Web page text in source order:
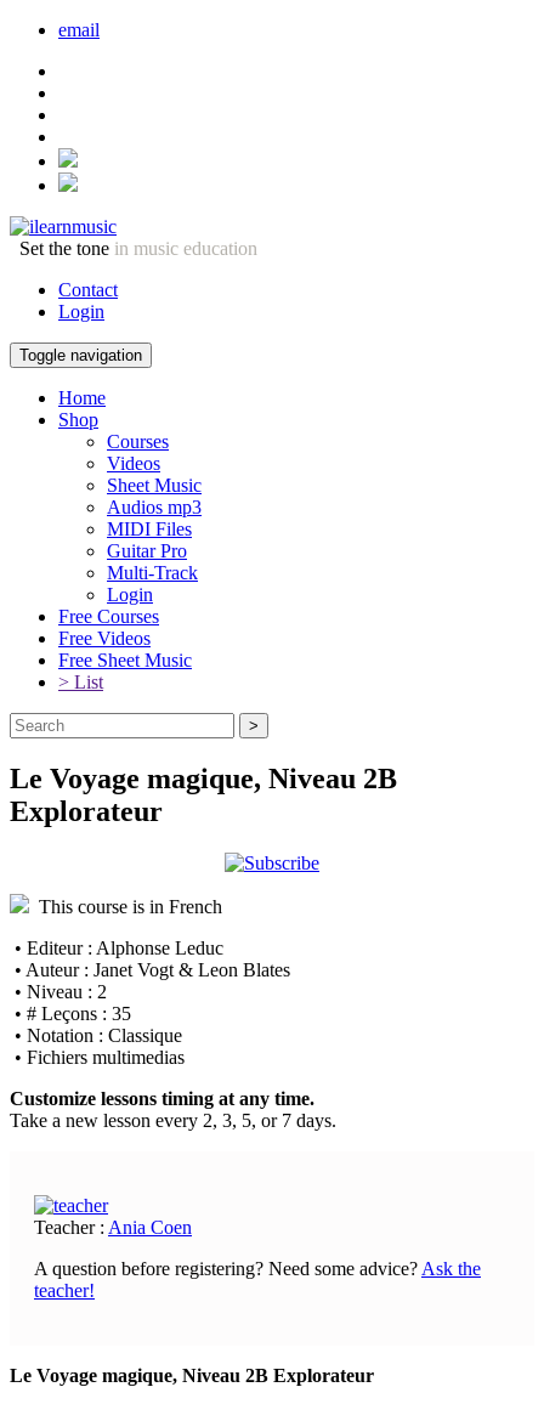
email
Set the tone in music education
Contact
Login
Toggle navigation
Home
Shop
Courses
Videos
Sheet Music
Audios mp3
MIDI Files
Guitar Pro
Multi-Track
Login
Free Courses
Free Videos
Free Sheet Music
> List
Le Voyage magique, Niveau 2B
Explorateur
This course is in French
• Editeur : Alphonse Leduc
• Auteur : Janet Vogt & Leon Blates
• Niveau : 2
• # Leçons : 35
• Notation : Classique
• Fichiers multimedias
Customize lessons timing at any time.
Take a new lesson every 2, 3, 5, or 7 days.
Teacher : Ania Coen
A question before registering? Need some advice? Ask the
teacher!
Le Voyage magique, Niveau 2B Explorateur